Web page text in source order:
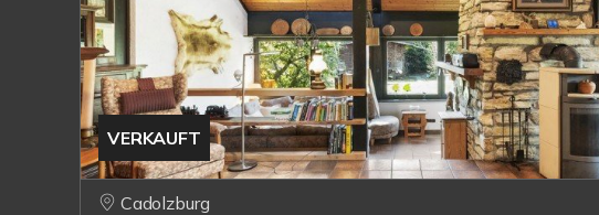
VERKAUFT
Cadolzburg